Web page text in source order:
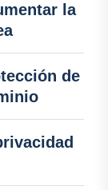
la
de